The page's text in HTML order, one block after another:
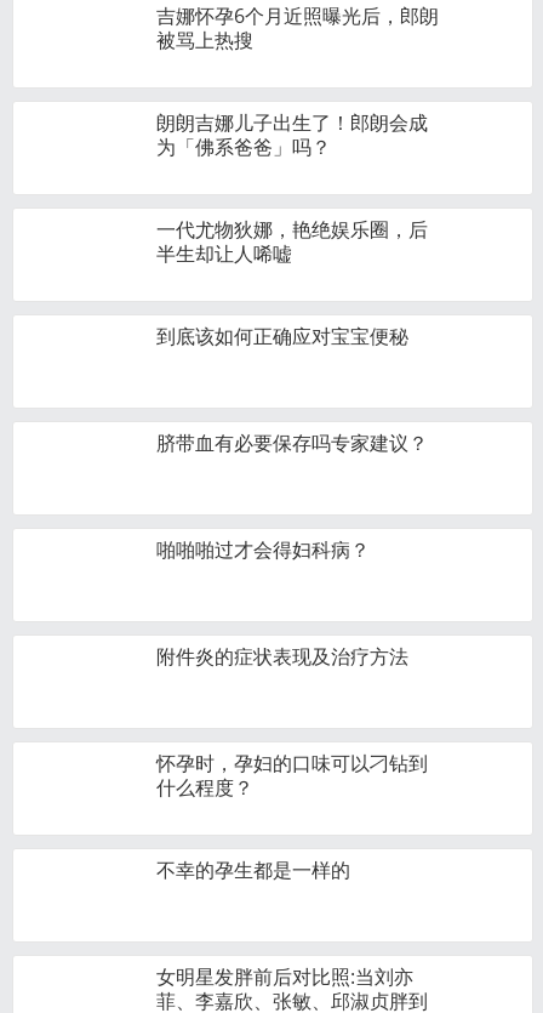
吉娜怀孕6个月近照曝光后，郎朗
被骂上热搜
朗朗吉娜儿子出生了！郎朗会成
为「佛系爸爸」吗？
一代尤物狄娜，艳绝娱乐圈，后
半生却让人唏嘘
到底该如何正确应对宝宝便秘
脐带血有必要保存吗专家建议？
啪啪啪过才会得妇科病？
附件炎的症状表现及治疗方法
怀孕时，孕妇的口味可以刁钻到
什么程度？
不幸的孕生都是一样的
女明星发胖前后对比照:当刘亦
菲、李嘉欣、张敏、邱淑贞‍胖到